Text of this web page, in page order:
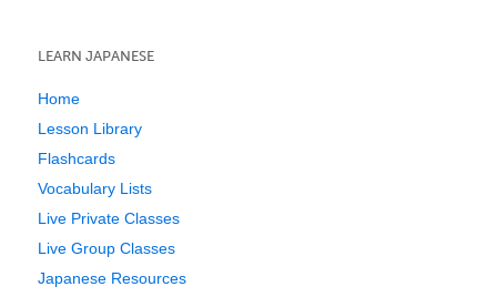
LEARN JAPANESE
Home
Lesson Library
Flashcards
Vocabulary Lists
Live Private Classes
Live Group Classes
Japanese Resources